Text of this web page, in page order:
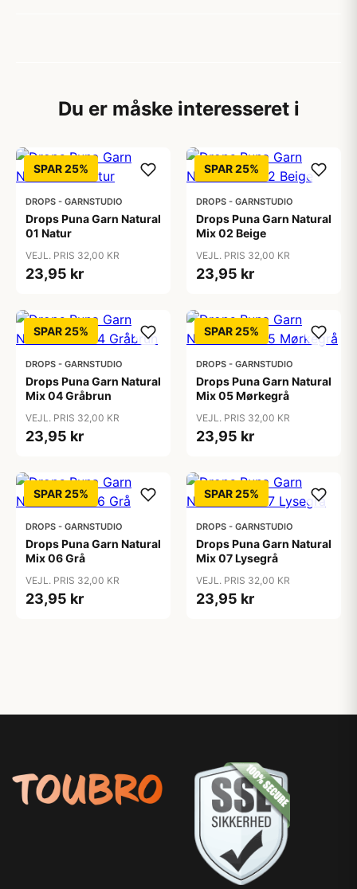
Du er måske interesseret i
SPAR 25%
DROPS - GARNSTUDIO
Drops Puna Garn Natural
01 Natur
VEJL. PRIS 32,00 KR
23,95 kr
SPAR 25%
DROPS - GARNSTUDIO
Drops Puna Garn Natural
Mix 02 Beige
VEJL. PRIS 32,00 KR
23,95 kr
SPAR 25%
DROPS - GARNSTUDIO
Drops Puna Garn Natural
Mix 04 Gråbrun
VEJL. PRIS 32,00 KR
23,95 kr
SPAR 25%
DROPS - GARNSTUDIO
Drops Puna Garn Natural
Mix 05 Mørkegrå
VEJL. PRIS 32,00 KR
23,95 kr
SPAR 25%
DROPS - GARNSTUDIO
Drops Puna Garn Natural
Mix 06 Grå
VEJL. PRIS 32,00 KR
23,95 kr
SPAR 25%
DROPS - GARNSTUDIO
Drops Puna Garn Natural
Mix 07 Lysegrå
VEJL. PRIS 32,00 KR
23,95 kr